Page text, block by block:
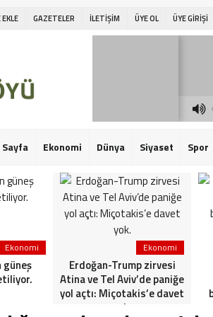
GAZETELER İLETİŞİM ÜYE OL ÜYE GİRİŞİ
Sayfa Ekonomi Dünya Siyaset Spor
Ekonomi
güneş
Ekonomi
Erdoğan-Trump zirvesi
Atina ve Tel Aviv’de paniğe
yol açtı: Miçotakis’e davet
yok.